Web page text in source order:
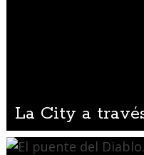
La City a